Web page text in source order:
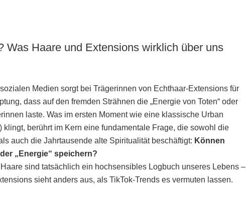
Was Haare und Extensions wirklich über uns
Medien sorgt bei Trägerinnen von Echthaar-Extensions für
dass auf den fremden Strähnen die „Energie von Toten“ oder
laste. Was im ersten Moment wie eine klassische Urban
klingt, berührt im Kern eine fundamentale Frage, die sowohl die
auch die Jahrtausende alte Spiritualität beschäftigt: Können
„Energie“ speichern?
sind tatsächlich ein hochsensibles Logbuch unseres Lebens –
sieht anders aus, als TikTok-Trends es vermuten lassen.